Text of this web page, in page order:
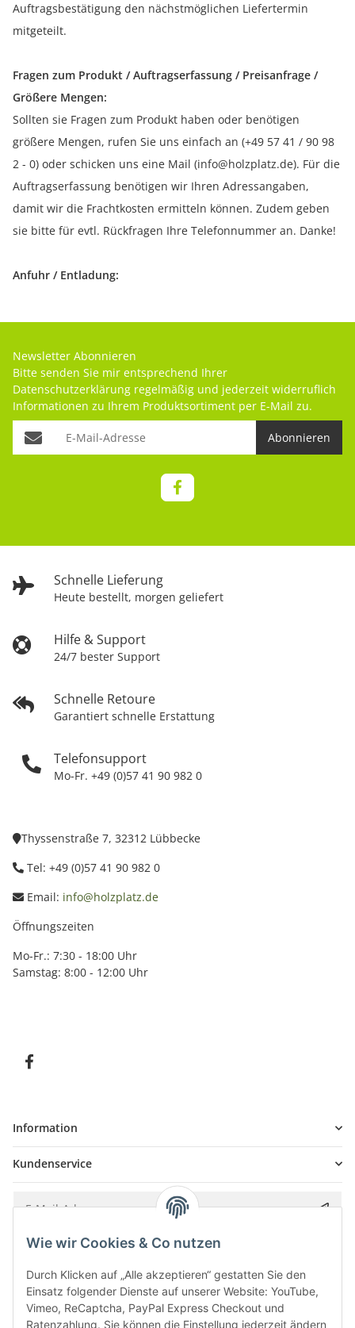
Auftragsbestätigung den nächstmöglichen Liefertermin
mitgeteilt.
Fragen zum Produkt / Auftragserfassung / Preisanfrage /
Größere Mengen:
Sollten sie Fragen zum Produkt haben oder benötigen
größere Mengen, rufen Sie uns einfach an (+49 57 41 / 90 98
2 - 0) oder schicken uns eine Mail (info@holzplatz.de). Für die
Auftragserfassung benötigen wir Ihren Adressangaben,
damit wir die Frachtkosten ermitteln können. Zudem geben
sie bitte für evtl. Rückfragen Ihre Telefonnummer an. Danke!
Anfuhr / Entladung:
Schnelle Lieferung
Heute bestellt, morgen geliefert
Hilfe & Support
24/7 bester Support
Schnelle Retoure
Garantiert schnelle Erstattung
Telefonsupport
Mo-Fr. +49 (0)57 41 90 982 0
Newsletter Abonnieren
Bitte senden Sie mir entsprechend Ihrer
Datenschutzerklärung regelmäßig und jederzeit widerruflich
Informationen zu Ihrem Produktsortiment per E-Mail zu.
Abonnieren
Thyssenstraße 7, 32312 Lübbecke
Tel: +49 (0)57 41 90 982 0
Email: info@holzplatz.de
Öffnungszeiten
Mo-Fr.: 7:30 - 18:00 Uhr
Samstag: 8:00 - 12:00 Uhr
Information
Kundenservice
Bitte senden Sie mir entsprechend IhrerDatenschutzerklärung
Wie wir Cookies & Co nutzen
Durch Klicken auf „Alle akzeptieren“ gestatten Sie den
Einsatz folgender Dienste auf unserer Website: YouTube,
Vimeo, ReCaptcha, PayPal Express Checkout und
Ratenzahlung. Sie können die Einstellung jederzeit ändern